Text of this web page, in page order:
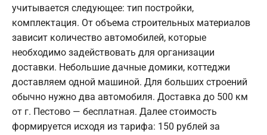
учитывается следующее: тип постройки,
комплектация. От объема строительных материалов
зависит количество автомобилей, которые
необходимо задействовать для организации
доставки. Небольшие дачные домики, коттеджи
доставляем одной машиной. Для больших строений
обычно нужно два автомобиля. Доставка до 500 км
от г. Пестово — бесплатная. Далее стоимость
формируется исходя из тарифа: 150 рублей за